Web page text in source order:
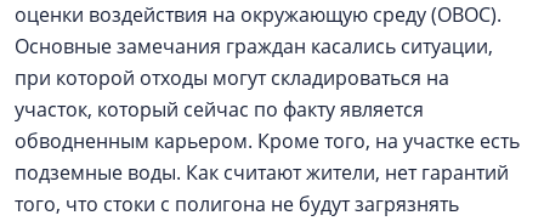
оценки воздействия на окружающую среду (ОВОС).
Основные замечания граждан касались ситуации,
при которой отходы могут складироваться на
участок, который сейчас по факту является
обводненным карьером. Кроме того, на участке есть
подземные воды. Как считают жители, нет гарантий
того, что стоки с полигона не будут загрязнять